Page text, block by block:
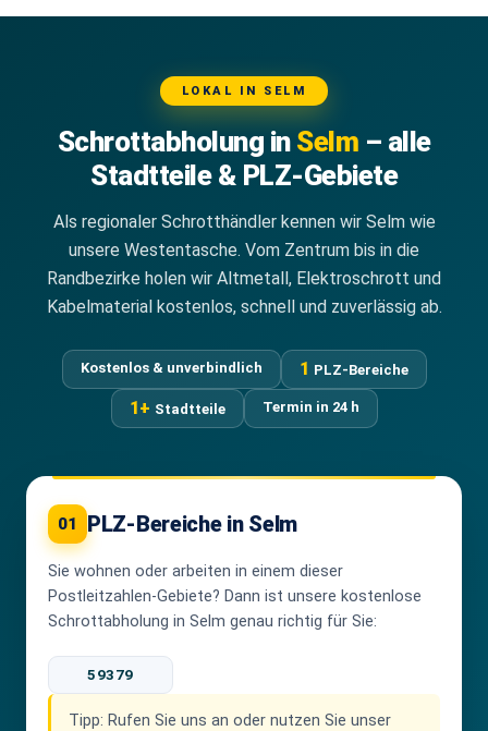
LOKAL IN SELM
Schrottabholung in Selm – alle
Stadtteile & PLZ-Gebiete
Als regionaler Schrotthändler kennen wir Selm wie
unsere Westentasche. Vom Zentrum bis in die
Randbezirke holen wir Altmetall, Elektroschrott und
Kabelmaterial kostenlos, schnell und zuverlässig ab.
Kostenlos & unverbindlich 1 PLZ-Bereiche
1+ Stadtteile Termin in 24 h
01 PLZ-Bereiche in Selm
Sie wohnen oder arbeiten in einem dieser
Postleitzahlen-Gebiete? Dann ist unsere kostenlose
Schrottabholung in Selm genau richtig für Sie:
59379
Tipp: Rufen Sie uns an oder nutzen Sie unser